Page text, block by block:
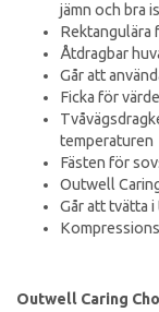
jämn och bra
Rektangulära
Åtdragbar
Går att
Ficka för
temperaturen
Fästen för
Outwell
Går att tvätta
Outwell Caring